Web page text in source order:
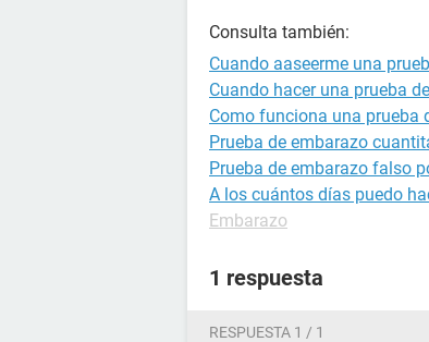
Consulta también:
Cuando aaseerme una
Cuando hacer una prueba
Como funciona una prueba
Prueba de embarazo
Prueba de embarazo falso
A los cuántos días puedo
Embarazo
1 respuesta
RESPUESTA 1 / 1